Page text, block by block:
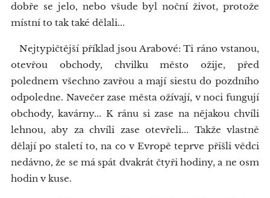
dobře se jelo, nebo všude byl noční život, protože
místní to tak také dělali...
Nejtypičtější příklad jsou Arabové: Ti ráno vstanou,
otevřou obchody, chvilku město ožije, před
polednem všechno zavřou a mají siestu do pozdního
odpoledne. Navečer zase města ožívají, v noci fungují
obchody, kavárny... K ránu si zase na nějakou chvíli
lehnou, aby za chvíli zase otevřeli... Takže vlastně
dělají po staletí to, na co v Evropě teprve přišli vědci
nedávno, že se má spát dvakrát čtyři hodiny, a ne osm
hodin v kuse.